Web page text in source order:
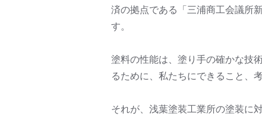
済の拠点である「三浦商工会議所
す。
塗料の性能は、塗り手の確かな技
るために、私たちにできること、
それが、浅葉塗装工業所の塗装に